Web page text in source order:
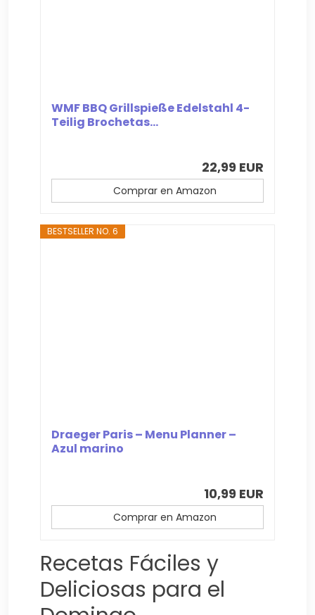
WMF BBQ Grillspieße Edelstahl 4-
Teilig Brochetas...
22,99 EUR
Comprar en Amazon
BESTSELLER NO. 6
Draeger Paris – Menu Planner –
Azul marino
10,99 EUR
Comprar en Amazon
Recetas Fáciles y
Deliciosas para el